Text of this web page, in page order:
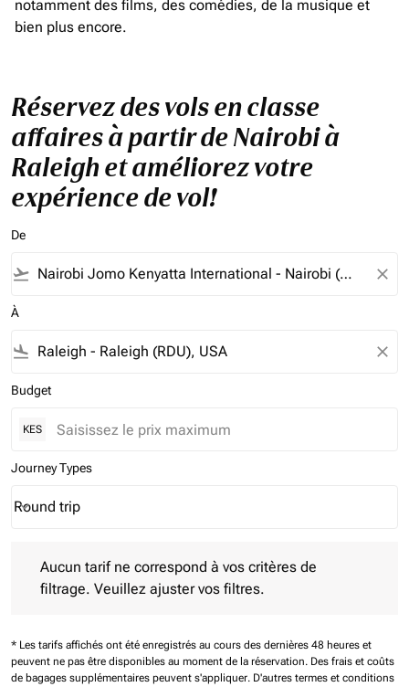
notamment des films, des comédies, de la musique et
bien plus encore.
Réservez des vols en classe
affaires à partir de Nairobi à
Raleigh et améliorez votre
expérience de vol!
De
flight_takeoff close
À
flight_land close
Budget
KES
Journey Types
Journey Types option Round trip Selected
Round trip
keyboard_arrow_down
Aucun tarif ne correspond à vos critères de
filtrage. Veuillez ajuster vos filtres.
* Les tarifs affichés ont été enregistrés au cours des dernières 48 heures et
peuvent ne pas être disponibles au moment de la réservation. Des frais et coûts
de bagages supplémentaires peuvent s'appliquer. D'autres termes et conditions